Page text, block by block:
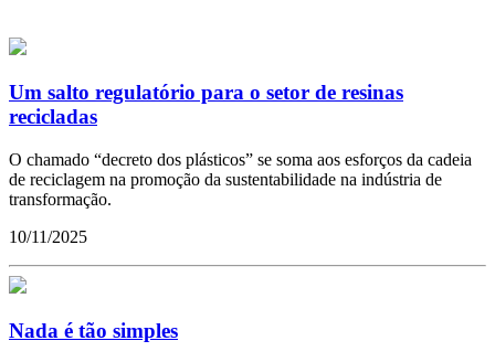
Um salto regulatório para o setor de resinas
recicladas
O chamado “decreto dos plásticos” se soma aos esforços da cadeia
de reciclagem na promoção da sustentabilidade na indústria de
transformação.
10/11/2025
Nada é tão simples